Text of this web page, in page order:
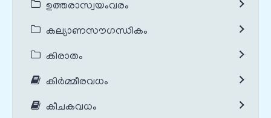
ഉത്തരാസ്വയംവരം
കല്യാണസൗഗന്ധികം
കിരാതം
കിർമ്മീരവധം
കീചകവധം